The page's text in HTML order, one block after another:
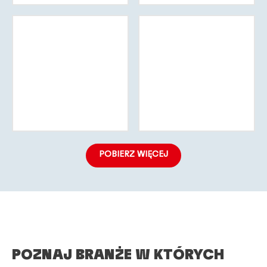
informacji
informacji
informacji
POBIERZ WIĘCEJ
POZNAJ BRANŻE W KTÓRYCH